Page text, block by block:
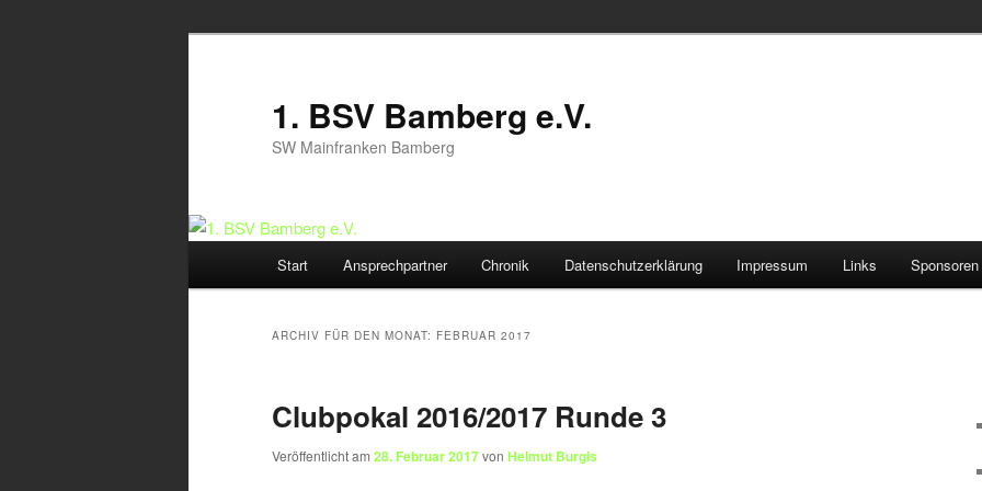
1. BSV Bamberg e.V.
SW Mainfranken Bamberg
Start Ansprechpartner Chronik Datenschutzerklärung Impressum Links Sponsoren
ARCHIV FÜR DEN MONAT: FEBRUAR 2017
Clubpokal 2016/2017 Runde 3
Veröffentlicht am 28. Februar 2017von Helmut Burgis